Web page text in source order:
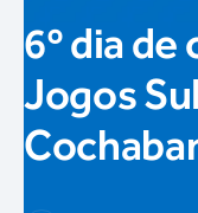
6º dia
Jogos